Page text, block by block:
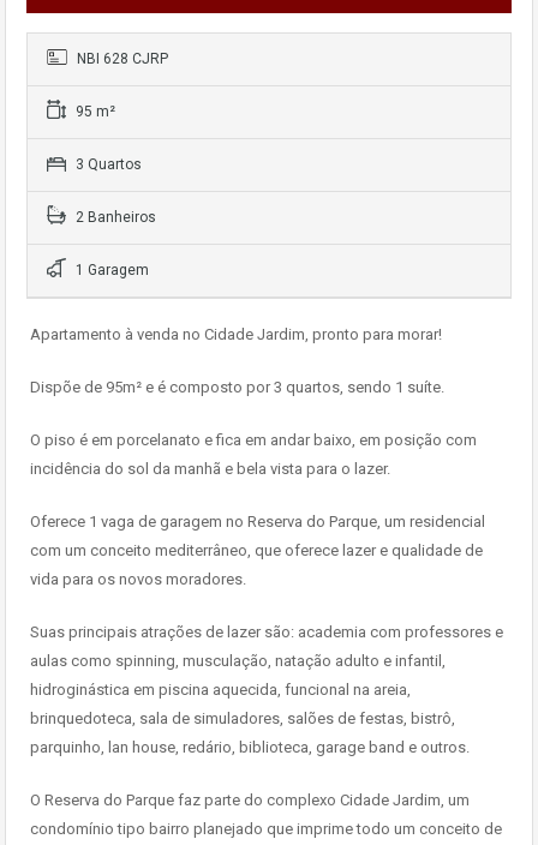
NBI 628 CJRP
95 m²
3 Quartos
2 Banheiros
1 Garagem
Apartamento à venda no Cidade Jardim, pronto para morar!
Dispõe de 95m² e é composto por 3 quartos, sendo 1 suíte.
O piso é em porcelanato e fica em andar baixo, em posição com
incidência do sol da manhã e bela vista para o lazer.
Oferece 1 vaga de garagem no Reserva do Parque, um residencial
com um conceito mediterrâneo, que oferece lazer e qualidade de
vida para os novos moradores.
Suas principais atrações de lazer são: academia com professores e
aulas como spinning, musculação, natação adulto e infantil,
hidroginástica em piscina aquecida, funcional na areia,
brinquedoteca, sala de simuladores, salões de festas, bistrô,
parquinho, lan house, redário, biblioteca, garage band e outros.
O Reserva do Parque faz parte do complexo Cidade Jardim, um
condomínio tipo bairro planejado que imprime todo um conceito de